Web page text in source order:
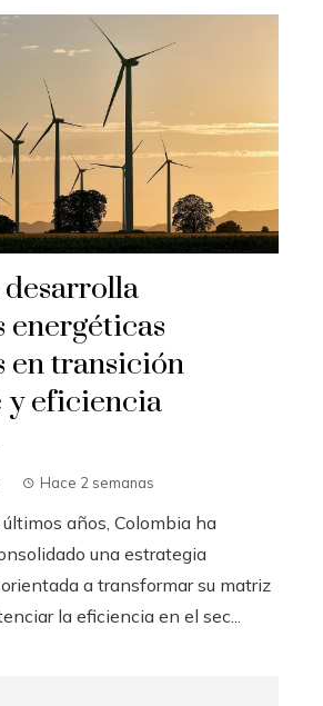
en transición
y eficiencia
Hace 2 semanas
años, Colombia ha
una estrategia
a transformar su matriz
la eficiencia en el sec...